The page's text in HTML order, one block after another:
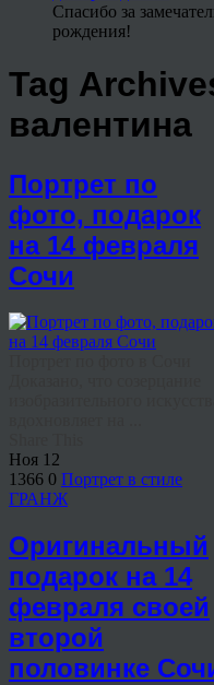
Спасибо за
рождения!
Tag
валентина
Портрет по
фото, подарок
на 14 февраля
Сочи
Ноя 12
1366 0 Портрет в стиле
ГРАНЖ
Оригинальный
подарок на 14
февраля своей
второй
половинке